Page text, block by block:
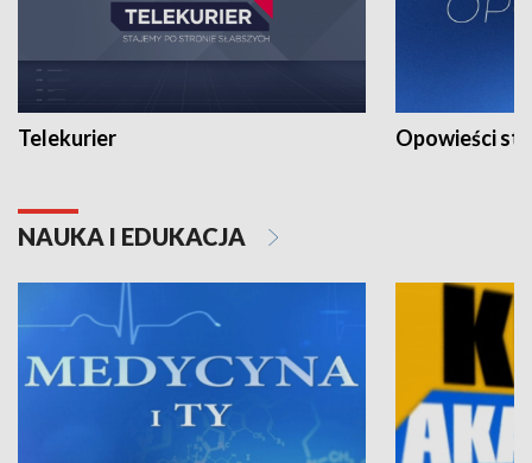
Telekurier Opowieści
NAUKA I EDUKACJA